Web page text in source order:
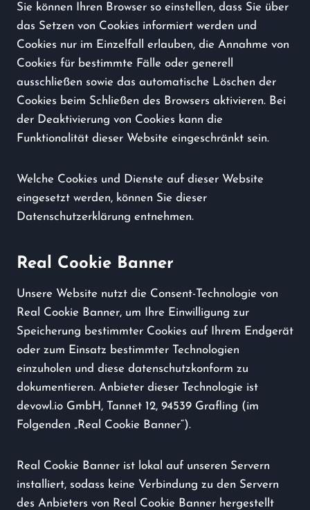
Sie können Ihren Browser so einstellen, dass Sie über
das Setzen von Cookies informiert werden und
Cookies nur im Einzelfall erlauben, die Annahme von
Cookies für bestimmte Fälle oder generell
ausschließen sowie das automatische Löschen der
Cookies beim Schließen des Browsers aktivieren. Bei
der Deaktivierung von Cookies kann die
Funktionalität dieser Website eingeschränkt sein.
Welche Cookies und Dienste auf dieser Website
eingesetzt werden, können Sie dieser
Datenschutzerklärung entnehmen.
Real Cookie Banner
Unsere Website nutzt die Consent-Technologie von
Real Cookie Banner, um Ihre Einwilligung zur
Speicherung bestimmter Cookies auf Ihrem Endgerät
oder zum Einsatz bestimmter Technologien
einzuholen und diese datenschutzkonform zu
dokumentieren. Anbieter dieser Technologie ist
devowl.io GmbH, Tannet 12, 94539 Grafling (im
Folgenden „Real Cookie Banner“).
Real Cookie Banner ist lokal auf unseren Servern
installiert, sodass keine Verbindung zu den Servern
des Anbieters von Real Cookie Banner hergestellt